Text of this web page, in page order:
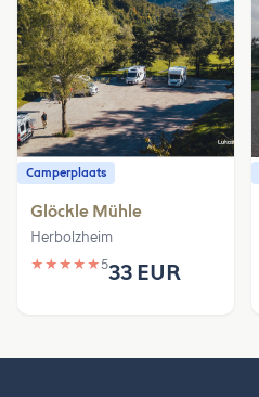
Camperplaats
Glöckle Mühle
Herbolzheim
★ ★ ★ ★ ★533 EUR